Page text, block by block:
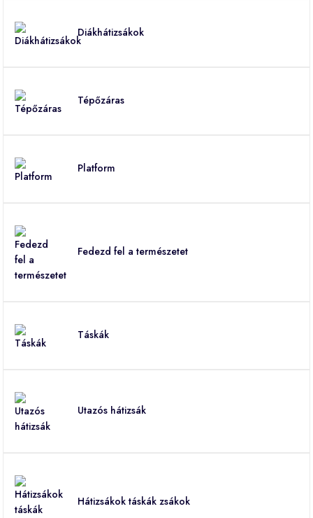
Diákhátizsákok
Tépőzáras
Platform
Fedezd fel a természetet
Táskák
Utazós hátizsák
Hátizsákok táskák zsákok